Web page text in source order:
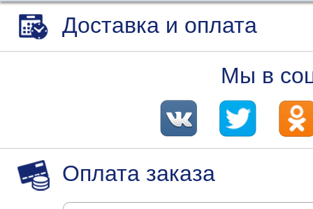
Доставка и оплата
Мы в
Оплата заказа